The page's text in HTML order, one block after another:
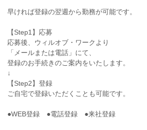
早ければ登録の翌週から勤務が可能です。
【Step1】応募
応募後、ウィルオブ・ワークより
「メールまたは電話」にて、
登録のお手続きのご案内をいたします。
↓
【Step2】登録
ご自宅で登録いただくことも可能です。
●WEB登録 ●電話登録 ●来社登録